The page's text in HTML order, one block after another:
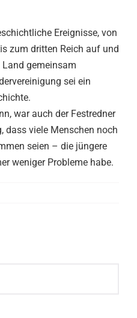
Ereignisse, von
zum dritten Reich auf und
gemeinsam
sei ein
war auch der Festredner
dass viele Menschen noch
seien – die jüngere
weniger Probleme habe.